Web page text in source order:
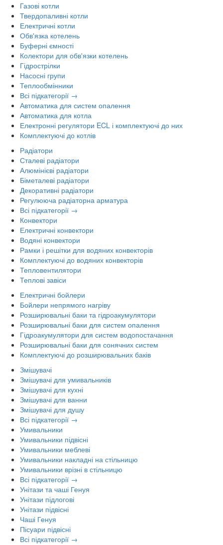
Газові котли
Твердопаливні котли
Електричні котли
Обв'язка котелень
Буферні ємності
Колектори для обв'язки котелень
Гідрострілки
Насосні групи
Теплообмінники
Всі підкатегорії →
Автоматика для систем опалення
Автоматика для котла
Електронні регулятори ECL і комплектуючі до них
Комплектуючі до котлів
Радіатори
Сталеві радіатори
Алюмінієві радіатори
Біметалеві радіатори
Декоративні радіатори
Регулююча радіаторна арматура
Всі підкатегорії →
Конвектори
Електричні конвектори
Водяні конвектори
Рамки і решітки для водяних конвекторів
Комплектуючі до водяних конвекторів
Тепловентилятори
Теплові завіси
Електричні бойлери
Бойлери непрямого нагріву
Розширювальні баки та гідроакумулятори
Розширювальні баки для систем опалення
Гідроакумулятори для систем водопостачання
Розширювальні баки для сонячних систем
Комплектуючі до розширювальних баків
Змішувачі
Змішувачі для умивальників
Змішувачі для кухні
Змішувачі для ванни
Змішувачі для душу
Всі підкатегорії →
Умивальники
Умивальники підвісні
Умивальники меблеві
Умивальники накладні на стільницю
Умивальники врізні в стільницю
Всі підкатегорії →
Унітази та чаші Генуя
Унітази підлогові
Унітази підвісні
Чаші Генуя
Пісуари підвісні
Всі підкатегорії →